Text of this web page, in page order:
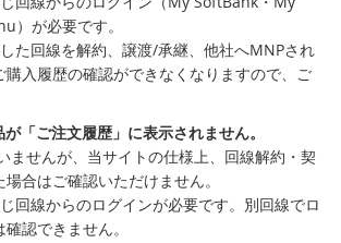
）が必要です。
た回線を解約、譲渡/承継、他社へMNPされ
購入履歴の確認ができなくなりますので、ご
「ご注文履歴」に表示されません。
ませんが、当サイトの仕様上、回線解約・契
合はご確認いただけません。
回線からのログインが必要です。別回線でロ
認できません。